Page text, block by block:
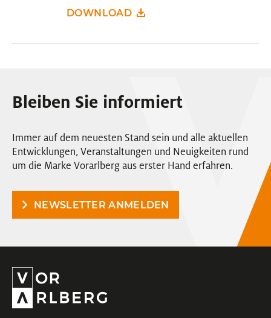
DOWNLOAD
Bleiben Sie informiert
Immer auf dem neuesten Stand sein und alle aktuellen
Entwicklungen, Veranstaltungen und Neuigkeiten rund
um die Marke Vorarlberg aus erster Hand erfahren.
NEWSLETTER ANMELDEN